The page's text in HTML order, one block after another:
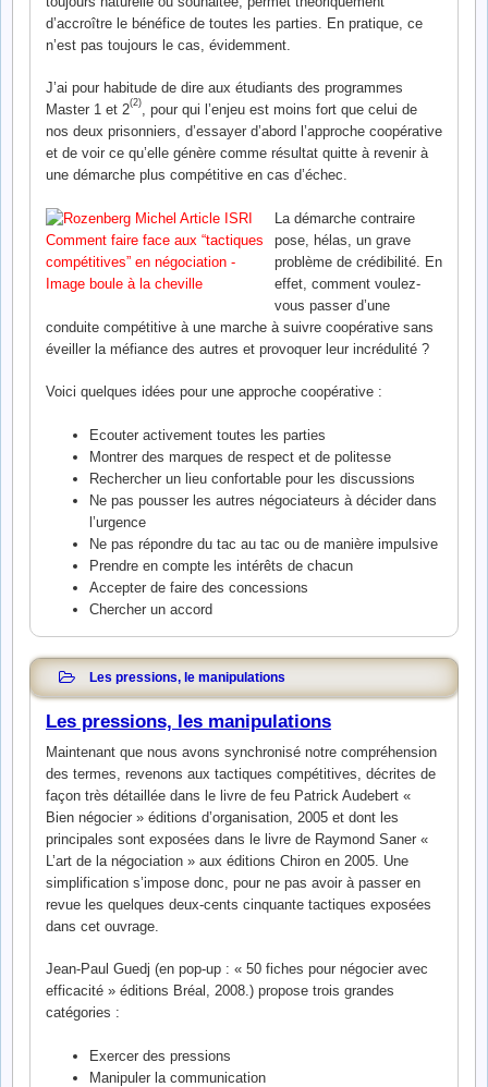
d’accroître le bénéfice de toutes les parties. En pratique, ce
n’est pas toujours le cas, évidemment.
J’ai pour habitude de dire aux étudiants des programmes
Master 1 et 2(2), pour qui l’enjeu est moins fort que celui de
nos deux prisonniers, d’essayer d’abord l’approche coopérative
et de voir ce qu’elle génère comme résultat quitte à revenir à
une démarche plus compétitive en cas d’échec.
La démarche contraire
pose, hélas, un grave
problème de crédibilité. En
effet, comment voulez-
vous passer d’une
conduite compétitive à une marche à suivre coopérative sans
éveiller la méfiance des autres et provoquer leur incrédulité ?
Voici quelques idées pour une approche coopérative :
Ecouter activement toutes les parties
Montrer des marques de respect et de politesse
Rechercher un lieu confortable pour les discussions
Ne pas pousser les autres négociateurs à décider dans
l’urgence
Ne pas répondre du tac au tac ou de manière impulsive
Prendre en compte les intérêts de chacun
Accepter de faire des concessions
Chercher un accord
Les pressions, le manipulations
Les pressions, les manipulations
Maintenant que nous avons synchronisé notre compréhension
des termes, revenons aux tactiques compétitives, décrites de
façon très détaillée dans le livre de feu Patrick Audebert «
Bien négocier » éditions d’organisation, 2005 et dont les
principales sont exposées dans le livre de Raymond Saner «
L’art de la négociation » aux éditions Chiron en 2005. Une
simplification s’impose donc, pour ne pas avoir à passer en
revue les quelques deux-cents cinquante tactiques exposées
dans cet ouvrage.
Jean-Paul Guedj (en pop-up : « 50 fiches pour négocier avec
efficacité » éditions Bréal, 2008.) propose trois grandes
catégories :
Exercer des pressions
Manipuler la communication